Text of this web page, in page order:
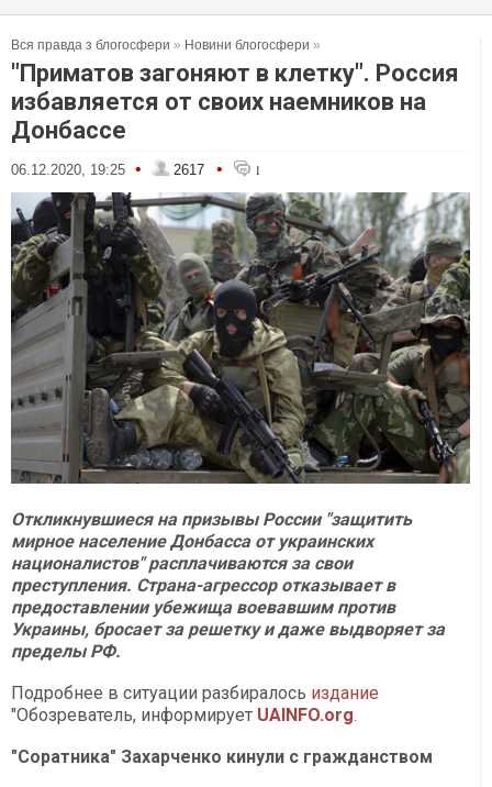
Вся правда з блогосфери » Новини блогосфери »
"Приматов загоняют в клетку". Россия
избавляется от своих наемников на
Донбассе
06.12.2020, 19:25 • 2617 • 1
Откликнувшиеся на призывы России "защитить
мирное население Донбасса от украинских
националистов" расплачиваются за свои
преступления. Страна-агрессор отказывает в
предоставлении убежища воевавшим против
Украины, бросает за решетку и даже выдворяет за
пределы РФ.
Подробнее в ситуации разбиралось издание
"Обозреватель, информирует UAINFO.org.
"Соратника" Захарченко кинули с гражданством